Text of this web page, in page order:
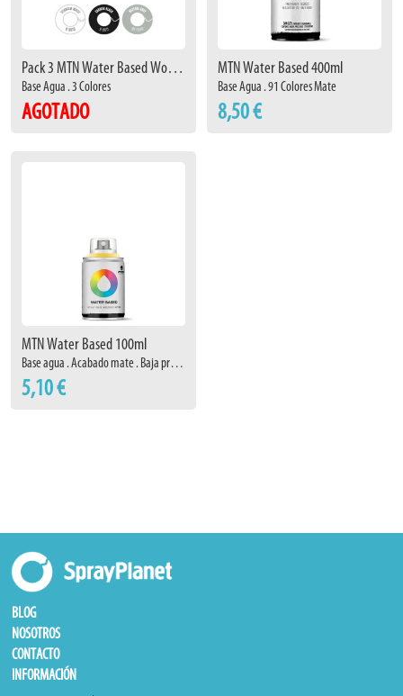
Pack 3 MTN Water Based Workshop
Base Agua . 3 Colores
AGOTADO
MTN Water Based 400ml
Base Agua . 91 Colores Mate
8,50 €
MTN Water Based 100ml
Base agua . Acabado mate . Baja presión
5,10 €
BLOG
NOSOTROS
CONTACTO
INFORMACIÓN